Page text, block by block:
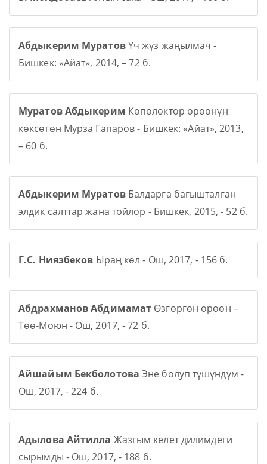
Абдыкерим МуратовҮч жүз жаңылмач -
Бишкек: «Айат», 2014, – 72 б.
Муратов Абдыкерим Көпөлөктөр өрөөнүн
көксөгөн Мурза Гапаров - Бишкек: «Айат», 2013,
– 60 б.
Абдыкерим МуратовБалдарга багышталган
элдик салттар жана тойлор - Бишкек, 2015, - 52 б.
Г.С. Ниязбеков Ыраң көл - Ош, 2017, - 156 б.
Абдрахманов Абдимамат Өзгөргөн өрөөн –
Төө-Моюн - Ош, 2017, - 72 б.
Айшайым Бекболотова Эне болуп түшүндүм -
Ош, 2017, - 224 б.
Адылова Айтилла Жазгым келет дилимдеги
сырымды - Ош, 2017, - 188 б.